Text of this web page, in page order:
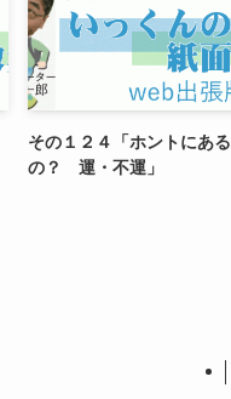
その１２４「ホントにある
の？ 運・不運」